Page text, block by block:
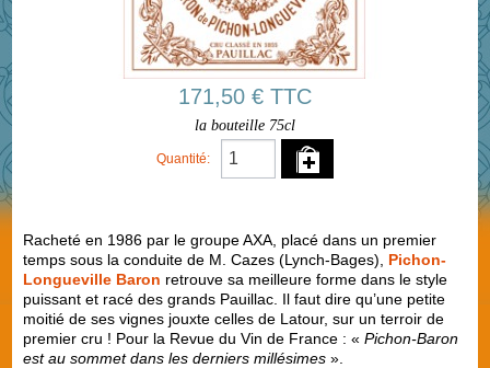
171,50 € TTC
la bouteille 75cl
Quantité:
Racheté en 1986 par le groupe AXA, placé dans un premier
temps sous la conduite de M. Cazes (Lynch-Bages), Pichon-
Longueville Baron retrouve sa meilleure forme dans le style
puissant et racé des grands Pauillac. Il faut dire qu’une petite
moitié de ses vignes jouxte celles de Latour, sur un terroir de
premier cru ! Pour la Revue du Vin de France : « Pichon-Baron
est au sommet dans les derniers millésimes».